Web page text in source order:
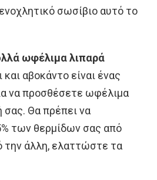
σωσίβιο αυτό το
ωφέλιμα λιπαρά
αβοκάντο είναι ένας
να προσθέσετε ωφέλιμα
σας. Θα πρέπει να
των θερμίδων σας από
την άλλη, ελαττώστε τα